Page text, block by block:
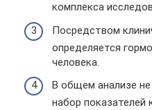
комплекса
Посредством
определяется
человека.
В общем анализе
набор показателей